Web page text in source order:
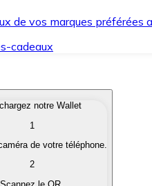
de vos marques préférées
cadeaux
qui vous intéressent
en monnaie fiduciaire
notre Wallet
1
de votre téléphone.
2